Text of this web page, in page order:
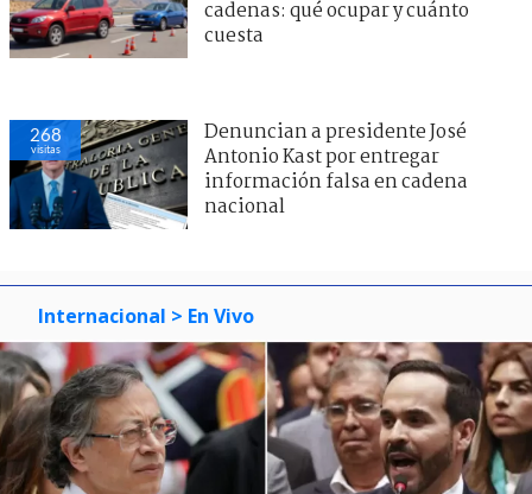
cadenas: qué ocupar y cuánto
cuesta
268
visitas
Denuncian a presidente José
Antonio Kast por entregar
información falsa en cadena
nacional
Internacional > En Vivo